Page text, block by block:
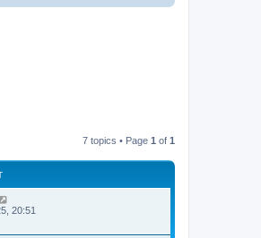
7 topics • Page 1 of 1
20:51